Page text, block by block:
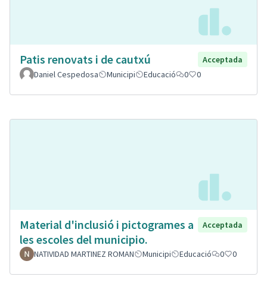
Patis renovats i de cautxú
Acceptada
Daniel Cespedosa
Municipi Educació 0 0
Material d'inclusió i pictogrames a
les escoles del municipio.
Acceptada
NATIVIDAD MARTINEZ ROMAN Municipi Educació 0 0